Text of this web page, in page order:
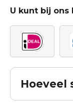
U kunt bij ons
Hoeveel